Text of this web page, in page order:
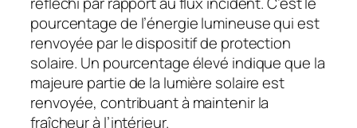
pourcentage de l’énergie lumineuse qui est
renvoyée par le dispositif de protection
solaire. Un pourcentage élevé indique que la
majeure partie de la lumière solaire est
renvoyée, contribuant à maintenir la
fraîcheur à l’intérieur.